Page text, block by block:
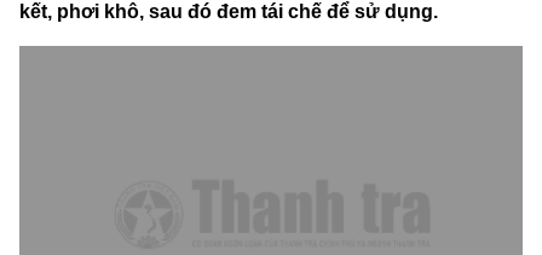
kết, phơi khô, sau đó đem tái chế để sử dụng.